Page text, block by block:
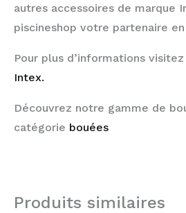
autres accessoires de marque
piscineshop votre partenaire en
Pour plus d’informations
Intex.
Découvrez notre gamme de
catégorie bouées
Produits similaires